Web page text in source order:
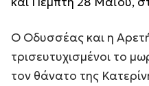
Ο Οδυσσέας και η
τρισευτυχισμένοι το
τον θάνατο της